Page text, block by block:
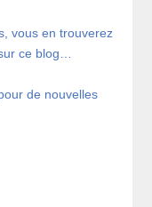
vous en trouverez
ce blog…
de nouvelles